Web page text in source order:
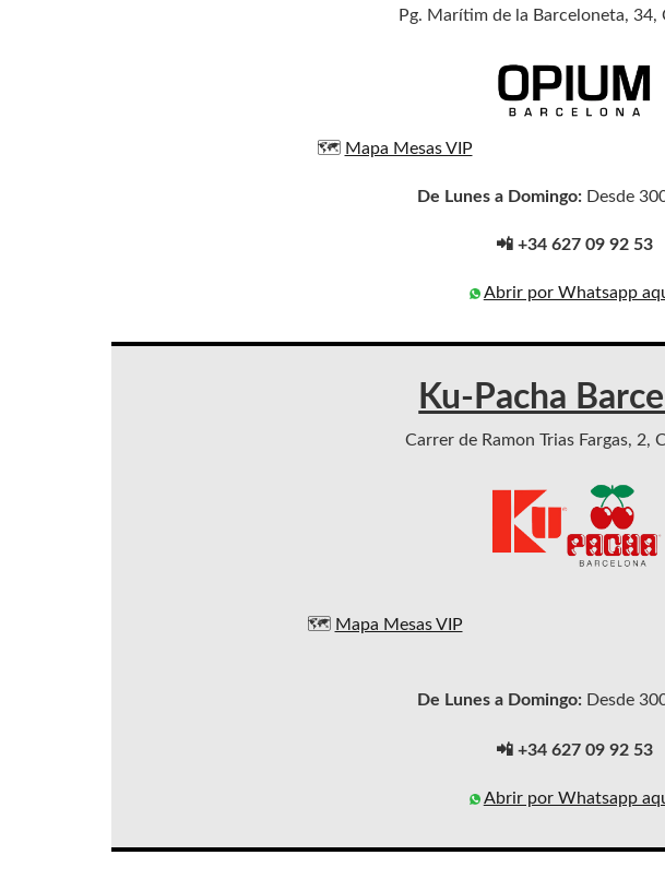
Pg. Marítim de la Barceloneta, 34,
🗺️ Mapa Mesas VIP
De Lunes a Domingo: Desde
📲 +34 627 09 92 53
Abrir por Whatsapp
Ku-Pacha
Carrer de Ramon Trias Fargas, 2,
🗺️ Mapa Mesas VIP
De Lunes a Domingo: Desde
📲 +34 627 09 92 53
Abrir por Whatsapp